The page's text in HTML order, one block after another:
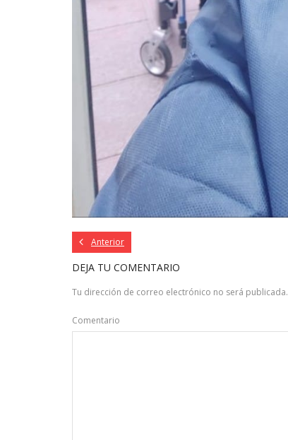
Anterior
DEJA TU COMENTARIO
Tu dirección de correo electrónico no será publicada.
Comentario